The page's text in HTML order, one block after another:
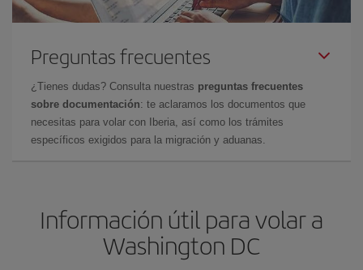
Preguntas frecuentes
¿Tienes dudas? Consulta nuestras preguntas frecuentes
sobre documentación: te aclaramos los documentos que
necesitas para volar con Iberia, así como los trámites
específicos exigidos para la migración y aduanas.
Información útil para volar a
Washington DC